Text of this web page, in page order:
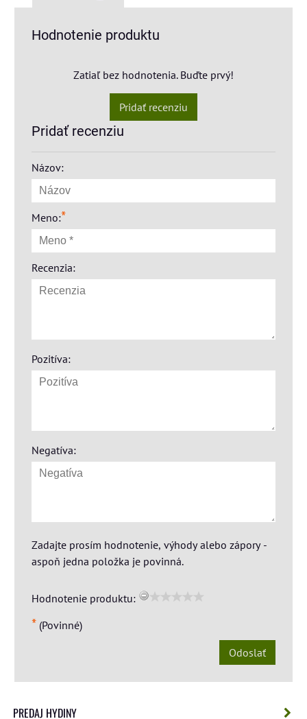
Hodnotenie produktu
Zatiaľ bez hodnotenia. Buďte prvý!
Pridať recenziu
Pridať recenziu
Názov:
Meno:*
Recenzia:
Pozitíva:
Negatíva:
Zadajte prosím hodnotenie, výhody alebo zápory -
aspoň jedna položka je povinná.
Hodnotenie produktu:
* (Povinné)
Odoslať
PREDAJ HYDINY